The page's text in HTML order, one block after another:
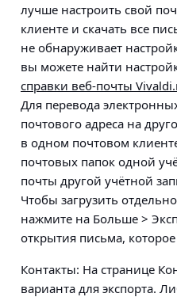
лучше настроить свой
клиенте и скачать все
не обнаруживает
вы можете найти
справки веб-почты
Для перевода
почтового адреса на
в одном почтовом
почтовых папок одной
почты другой учётной
Чтобы загрузить
нажмите на Больше >
открытия письма,
Контакты: На странице
варианта для экспорта.